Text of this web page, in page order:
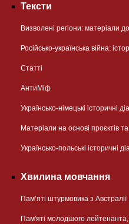
Тексти
Визволені регіони: матеріали
Російсько-українська війна:
Статті
АнтиМіф
Українсько-німецькі історичні
Матеріали на основі проєктів
Українсько-польські історичні
Хвилина мовчання
Пам’яті штурмовика з
Пам'яті молодшого